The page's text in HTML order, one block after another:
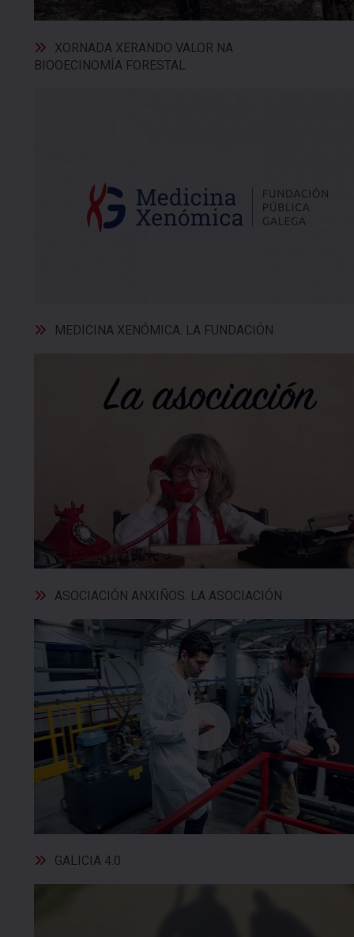
XORNADA XERANDO VALOR NA
BIOOECINOMÍA FORESTAL
MEDICINA XENÓMICA. LA FUNDACIÓN
ASOCIACIÓN ANXIÑOS. LA ASOCIACIÓN
GALICIA 4.0